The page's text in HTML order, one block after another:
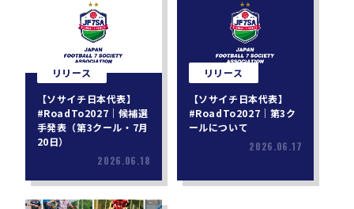
リリース
【ソサイチ日本代表】
#RoadTo2027｜候補選
手発表（第3クール・7月
20日）
2026.06.18
リリース
【ソサイチ日本代表】
#RoadTo2027｜第3ク
ールについて
2026.06.17